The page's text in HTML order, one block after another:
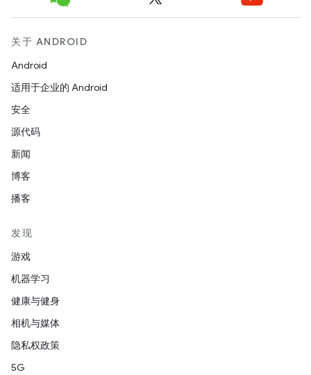
关于 ANDROID
Android
适用于企业的 Android
安全
源代码
新闻
博客
播客
发现
游戏
机器学习
健康与健身
相机与媒体
隐私权政策
5G